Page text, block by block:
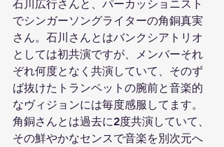
石川広行さんと、パーカッショニスト
でシンガーソングライターの角銅真実
さん。石川さんとはバンクシアトリオ
としては初共演ですが、メンバーそれ
ぞれ何度となく共演していて、そのず
ば抜けたトランペットの腕前と音楽的
なヴィジョンには毎度感服してます。
角銅さんとは過去に2度共演していて、
その鮮やかなセンスで音楽を別次元へ